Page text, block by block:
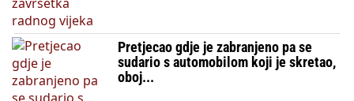
Pretjecao gdje je zabranjeno pa se
sudario s automobilom koji je skretao,
oboj...